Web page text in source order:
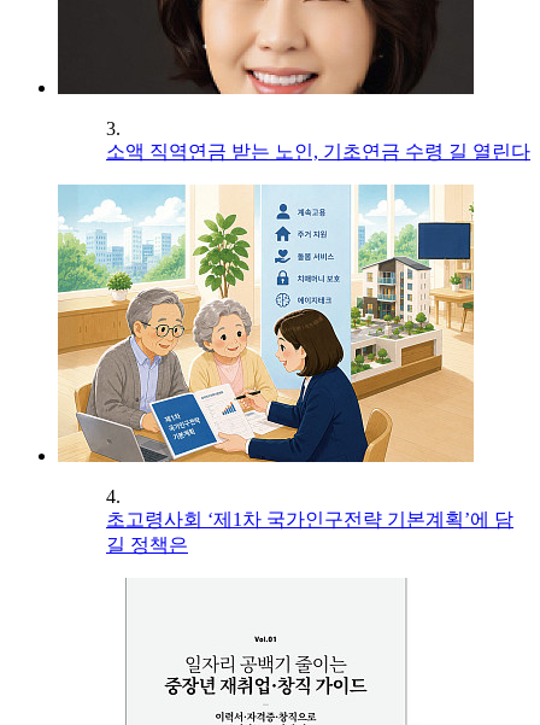
3.
소액 직역연금 받는 노인, 기초연금 수령 길 열린다
4.
초고령사회 ‘제1차 국가인구전략 기본계획’에 담
길 정책은